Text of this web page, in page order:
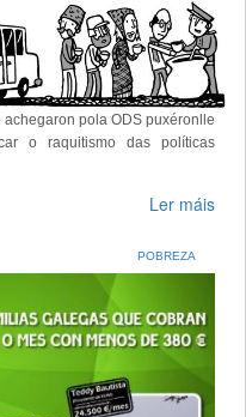
pola ODS puxéronlle
o raquitismo das políticas
Ler máis
POBREZA